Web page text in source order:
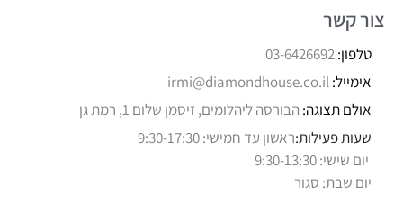
צור קשר
טלפון:03-6426692
אימייל:irmi@diamondhouse.co.il
אולם תצוגה: הבורסה ליהלומים, זיסמן שלום 1, רמת גן
שעות פעילות:ראשון עד חמישי: 9:30-17:30
יום שישי: 9:30-13:30
יום שבת: סגור